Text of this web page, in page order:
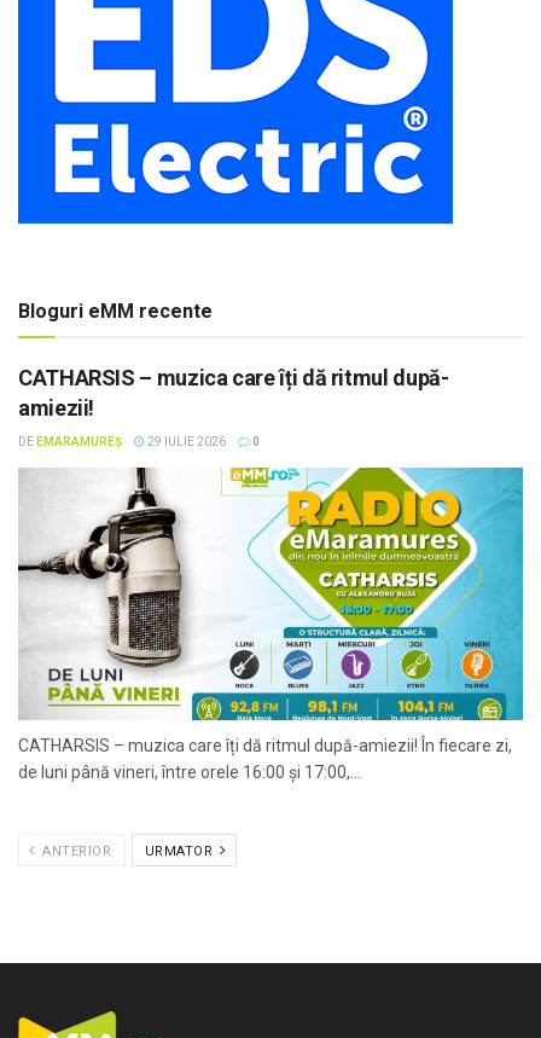
Bloguri eMM recente
CATHARSIS – muzica care îți dă ritmul după-
amiezii!
DE EMARAMUREȘ 29 IULIE 2026 0
CATHARSIS – muzica care îți dă ritmul după-amiezii! În fiecare zi,
de luni până vineri, între orele 16:00 și 17:00,...
ANTERIOR URMATOR